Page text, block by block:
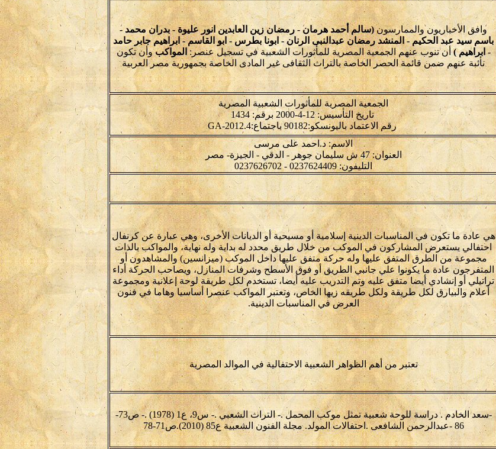
وافق الأخباريون والممارسون(سالم أحمد هرمان - رمضان زين العابدين انور عليوة - بدران محمد -
باسم سيد عبد الحكيم - المنشد رمضان عبدالنبى الرنان - ابونا بطرس - ابو القاسم - ابراهيم جابر حامد
- ابراهيم )أن تنوب عنهم الجمعية المصرية للمأثورات الشعبية في تسجيل عنصر:المواكبوأن تكون
نأئبة عنهم ضمن قائمة الحصر الخاصة بالتراث الثقافى غير المادى الخاصة بجمهورية مصر العربية
الجمعية المصرية للمأثورات الشعبية المصرية
تاريخ التأسيس: 12-4-2000 برقم: 1434
رقم الاعتماد باليونسكو:90182 باجتماع:4.GA-2012
الاسم: د.احمد على مرسى
العنوان: 47 ش سليمان جوهر - الدقي - الجيزة- مصر
التليفون: 0237624409 - 0237626702
هي عادة ما تكون في المناسبات الدينية إسلامية أو مسيحية أو الديانات الأخرى، وهي عبارة عن كرنفال
احتفالي يستعرض المشاركون في الموكب من خلال طريق محدد له بداية وله نهاية، والمواكب بالذات
مجموعة من الطرق المتفق عليها وله حركة متفق عليها داخل الموكب (ميزانسين) والمشاهدون أو
المتفرجون عادة ما يكونوا علي جانبي الطريق أو فوق الأسطح وشرفات المنازل، ويصاحب الحركة أداء
تراتيلي أو إنشادي أيضا متفق عليه وتم التدريب عليه أيضا، تستخدم لكل طريقة لوحة إعلانية ومجموعة
أعلام والبيارق لكل طريقة ولكل طريقه زيها الخاص، وتعتبر المواكب عنصرا أساسيا وهاما في فنون
العرض في المناسبات الدينية.
تعتبر من أهم الظواهر الشعبية الاحتفالية في الموالد المصرية
-سعد الخادم . دراسة للوحة شعبية تمثل موكب المحمل .- التراث الشعبي .- س9، ع1 (1978) .- ص73-
86 -عبدالرحمن الشافعى .احتفالات المولد. مجلة الفنون الشعبية ع85 (2010).ص71-78